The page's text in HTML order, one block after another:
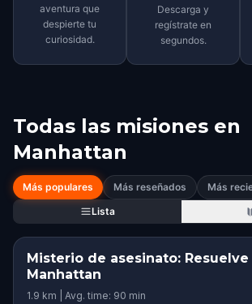
aventura que
despierte tu
curiosidad.
Descarga y
regístrate en
segundos.
Todas las misiones en
Manhattan
Más populares Más reseñados
Más
Lista
Misterio de asesinato:
Manhattan
1.9 km | Avg. time: 90 min